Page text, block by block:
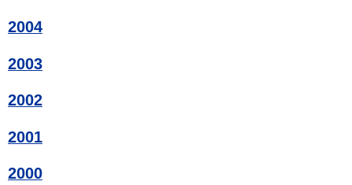
2004
2003
2002
2001
2000